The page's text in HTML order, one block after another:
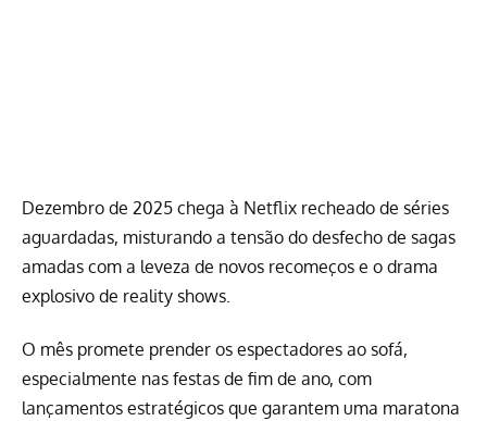
Dezembro de 2025 chega à Netflix recheado de séries
aguardadas, misturando a tensão do desfecho de sagas
amadas com a leveza de novos recomeços e o drama
explosivo de reality shows.
O mês promete prender os espectadores ao sofá,
especialmente nas festas de fim de ano, com
lançamentos estratégicos que garantem uma maratona